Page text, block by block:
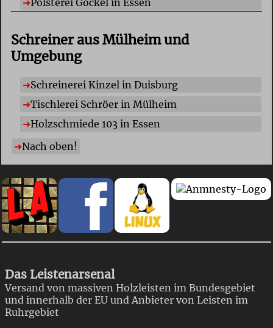
Polsterei Gockel in Essen
Schreiner aus Mülheim und
Umgebung
Schreinerei Kinzel in Duisburg
Tischlerei Schröer in Mülheim
Holzschmiede 103 in Essen
Nach oben!
Das Leistenarsenal
Versand von massiven Holzleisten im Bundesgebiet
und innerhalb der EU und Anbieter von Leisten im
Ruhrgebiet